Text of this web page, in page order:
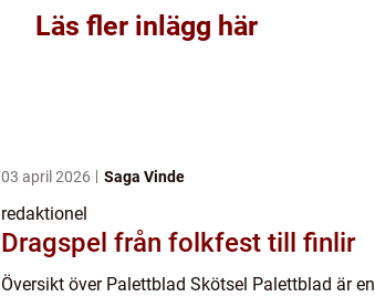
Läs fler inlägg här
03 april 2026 Saga Vinde
redaktionel
Dragspel från folkfest till finlir
Översikt över Palettblad Skötsel Palettblad är en